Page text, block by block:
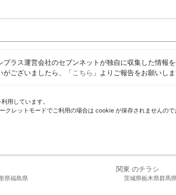
プラス運営会社のセブンネットが独自に収集した情報
がございましたら、「こちら 」よりご報告をお願いしま
利用しています。
クレットモードでご利用の場合は cookie が保存されませんので
県福島県
関東 のチラシ
茨城県栃木県群馬